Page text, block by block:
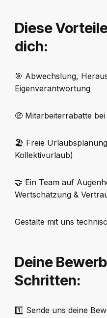
Diese
dich:
🎯 Abwechslung,
Eigenverantwortung
🤑 Mitarbeiterrabatte
🏖️ Freie
Kollektivurlaub)
🤝 Ein Team auf
Wertschätzung &
Gestalte mit uns
Deine
Schritten:
1️⃣ Sende uns deine